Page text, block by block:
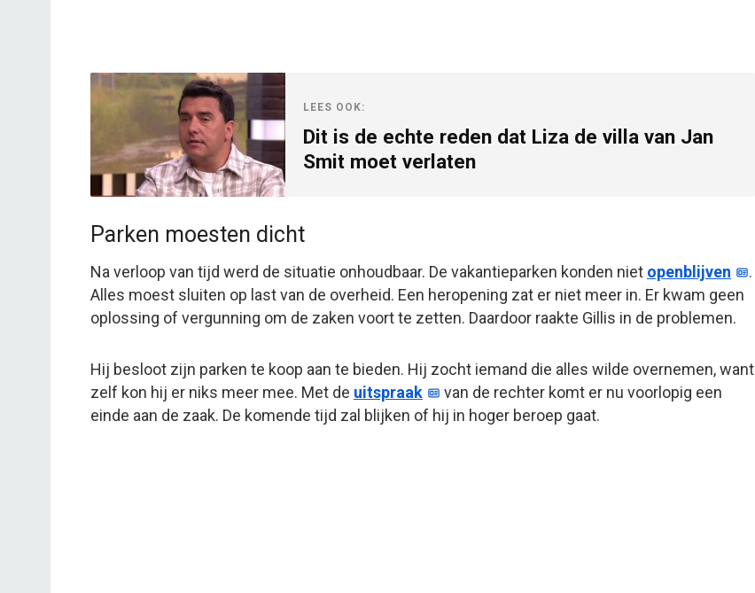
LEES OOK:
Dit is de echte reden dat Liza de villa van Jan
Smit moet verlaten
Parken moesten dicht
Na verloop van tijd werd de situatie onhoudbaar. De vakantieparken konden niet openblijven
.
Alles moest sluiten op last van de overheid. Een heropening zat er niet meer in. Er kwam geen
oplossing of vergunning om de zaken voort te zetten. Daardoor raakte Gillis in de problemen.
Hij besloot zijn parken te koop aan te bieden. Hij zocht iemand die alles wilde overnemen, want
zelf kon hij er niks meer mee. Met de uitspraak
van de rechter komt er nu voorlopig een
einde aan de zaak. De komende tijd zal blijken of hij in hoger beroep gaat.